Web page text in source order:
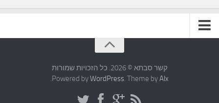
קשר סבתא © 2026. כל הזכויות שמורות
Powered byWordPress. Theme byAlx
.